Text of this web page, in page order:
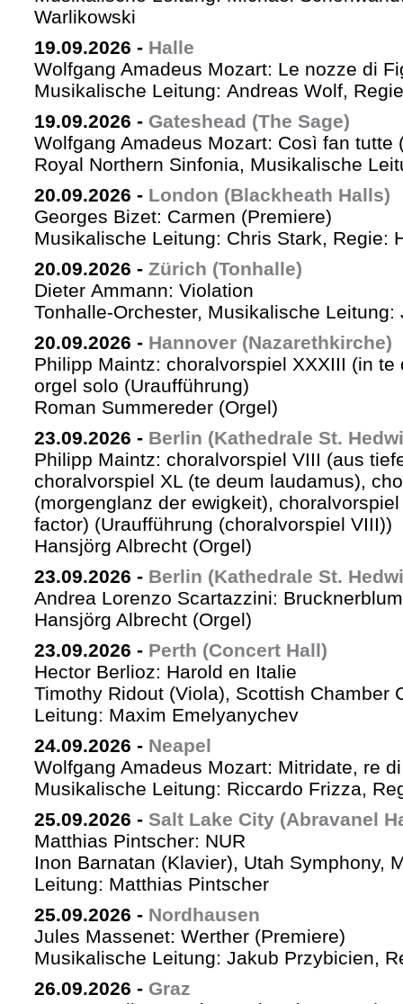
Warlikowski
19.09.2026 - Halle
Wolfgang Amadeus Mozart: Le nozze di
Musikalische Leitung: Andreas Wolf,
19.09.2026 - Gateshead (The Sage)
Wolfgang Amadeus Mozart: Così fan tutte
Royal Northern Sinfonia, Musikalische
20.09.2026 - London (Blackheath Halls)
Georges Bizet: Carmen (Premiere)
Musikalische Leitung: Chris Stark, Regie:
20.09.2026 - Zürich (Tonhalle)
Dieter Ammann: Violation
Tonhalle-Orchester, Musikalische Leitung:
20.09.2026 - Hannover (Nazarethkirche)
Philipp Maintz: choralvorspiel XXXIII (in te
orgel solo (Uraufführung)
Roman Summereder (Orgel)
23.09.2026 - Berlin (Kathedrale St.
Philipp Maintz: choralvorspiel VIII (aus
choralvorspiel XL (te deum laudamus),
(morgenglanz der ewigkeit),
factor) (Uraufführung (choralvorspiel VIII))
Hansjörg Albrecht (Orgel)
23.09.2026 - Berlin (Kathedrale St.
Andrea Lorenzo Scartazzini:
Hansjörg Albrecht (Orgel)
23.09.2026 - Perth (Concert Hall)
Hector Berlioz: Harold en Italie
Timothy Ridout (Viola), Scottish Chamber
Leitung: Maxim Emelyanychev
24.09.2026 - Neapel
Wolfgang Amadeus Mozart: Mitridate, re
Musikalische Leitung: Riccardo Frizza,
25.09.2026 - Salt Lake City (Abravanel
Matthias Pintscher: NUR
Inon Barnatan (Klavier), Utah Symphony,
Leitung: Matthias Pintscher
25.09.2026 - Nordhausen
Jules Massenet: Werther (Premiere)
Musikalische Leitung: Jakub Przybicien,
26.09.2026 - Graz